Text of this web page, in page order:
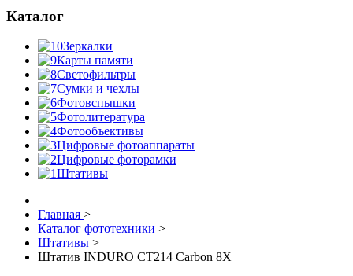
Каталог
Зеркалки
Карты памяти
Светофильтры
Сумки и чехлы
Фотовспышки
Фотолитература
Фотообъективы
Цифровые фотоаппараты
Цифровые фоторамки
Штативы
Главная >
Каталог фототехники >
Штативы >
Штатив INDURO CT214 Carbon 8X